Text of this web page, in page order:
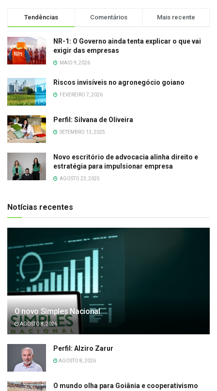
Tendências Comentários Mais recente
NR-1: O Governo ainda tenta explicar o que vai
exigir das empresas
MAIO 9, 2026
Riscos invisíveis no agronegócio goiano
FEVEREIRO 7, 2026
Perfil: Silvana de Oliveira
SETEMBRO 13, 2025
Novo escritório de advocacia alinha direito e
estratégia para impulsionar empresa
AGOSTO 23, 2025
Notícias recentes
O novo Simples Nacional
AGOSTO 8, 2026
Perfil: Alziro Zarur
AGOSTO 8, 2026
O mundo olha para Goiânia e cooperativismo